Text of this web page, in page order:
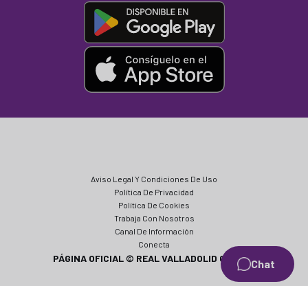
Chat
Aviso Legal Y Condiciones De Uso
Política De Privacidad
Política De Cookies
Trabaja Con Nosotros
Canal De Información
Conecta
PÁGINA OFICIAL © REAL VALLADOLID CF 2024